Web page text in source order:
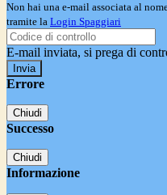
Non hai una e-mail associata al
tramite la Login Spaggiari
E-mail inviata, si prega di
Errore
Chiudi
Successo
Chiudi
Informazione